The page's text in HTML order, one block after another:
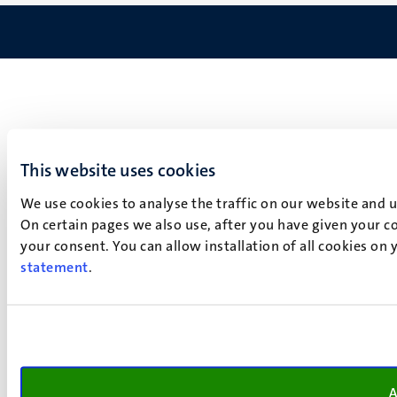
This website uses cookies
We use cookies to analyse the traffic on our website
On certain pages we also use, after you have given your
your consent. You can allow installation of all cookies
statement.